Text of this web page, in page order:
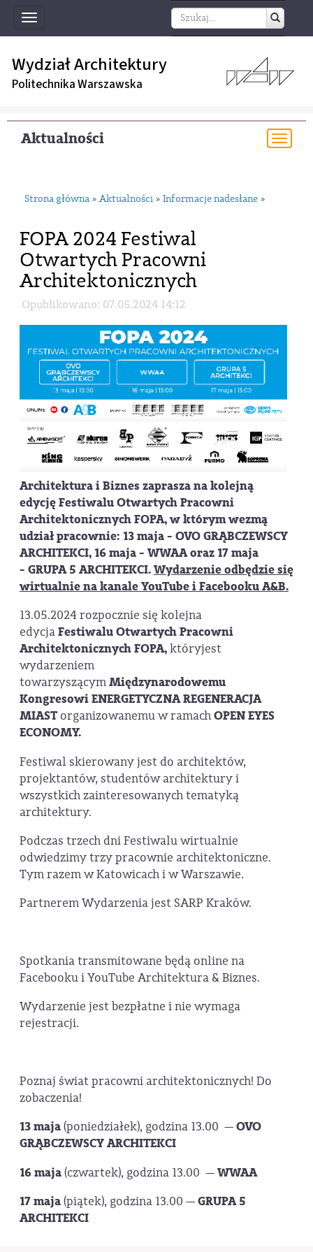
Toggle
navigation
Wydział Architektury
Politechnika Warszawska
Aktualności
Strona główna » Aktualności » Informacje nadesłane »
FOPA 2024 Festiwal
Otwartych Pracowni
Architektonicznych
Opublikowano: 07.05.2024 14:12
Architektura i Biznes zaprasza na kolejną
edycjęFestiwalu Otwartych Pracowni
Architektonicznych FOPA,w którym wezmą
udział pracownie: 13 maja - OVO GRĄBCZEWSCY
ARCHITEKCI, 16 maja - WWAAoraz 17 maja
- GRUPA 5 ARCHITEKCI.Wydarzenie odbędzie się
wirtualnie na kanale YouTube i Facebooku A&B.
13.05.2024 rozpocznie się kolejna
edycjaFestiwalu Otwartych Pracowni
Architektonicznych FOPA,któryjest
wydarzeniem
towarzyszącymMiędzynarodowemu
Kongresowi ENERGETYCZNA REGENERACJA
MIASTorganizowanemu w ramachOPEN EYES
ECONOMY.
Festiwal skierowany jest do architektów,
projektantów, studentów architektury i
wszystkich zainteresowanych tematyką
architektury.
Podczas trzech dni Festiwalu wirtualnie
odwiedzimy trzy pracownie architektoniczne.
Tym razem w Katowicach i w Warszawie.
Partnerem Wydarzenia jest SARP Kraków.
Spotkania transmitowane będą online na
Facebooku i YouTube Architektura & Biznes.
Wydarzenie jest bezpłatne i nie wymaga
rejestracji.
Poznaj świat pracowni architektonicznych! Do
zobaczenia!
13 maja(poniedziałek), godzina 13.00 —OVO
GRĄBCZEWSCY ARCHITEKCI
16 maja(czwartek), godzina 13.00 —WWAA
17 maja(piątek), godzina 13.00 —GRUPA 5
ARCHITEKCI